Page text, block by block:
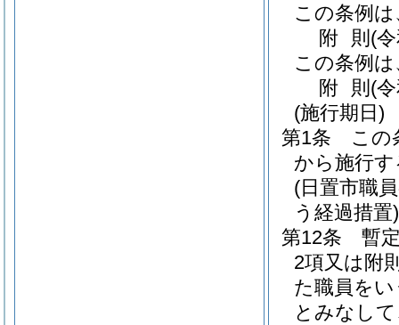
この条例
附 則 (
この条例
附 則 (
(施行期日)
第1条
この
から施行
(日置市職
う経過措置)
第12条
暫
2項又は附
た職員を
とみなし